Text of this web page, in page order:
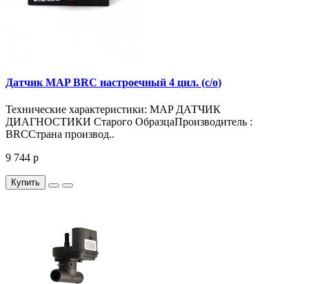
Датчик MAP BRC настроечный 4 цил. (с/о)
Технические характеристики: MAP ДАТЧИК
ДИАГНОСТИКИ Старого ОбразцаПроизводитель :
BRCСтрана производ..
9 744 р
Купить